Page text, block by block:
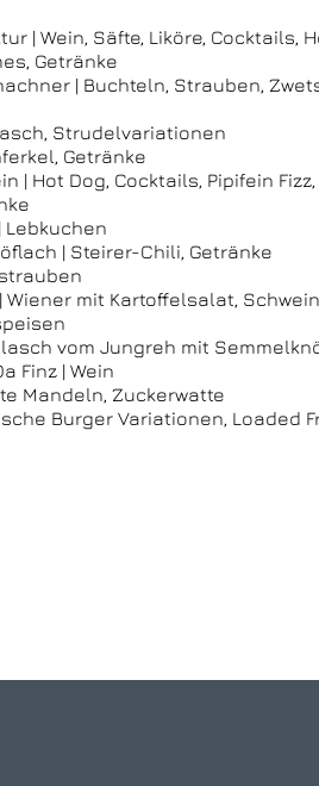
| Wein, Säfte, Liköre, Cocktails,
Getränke
| Buchteln, Strauben,
Strudelvariationen
Getränke
| Hot Dog, Cocktails, Pipifein
Lebkuchen
| Steirer-Chili, Getränke
mit Kartoffelsalat,
vom Jungreh mit
Finz | Wein
Mandeln, Zuckerwatte
Burger Variationen, Loaded